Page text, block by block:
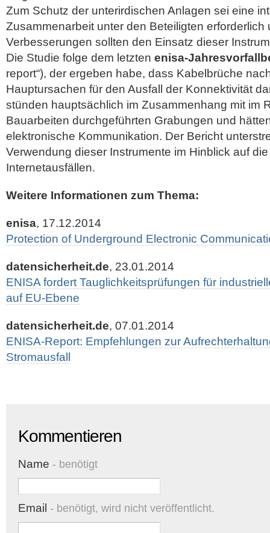
Zum Schutz der unterirdischen Anlagen sei eine
Zusammenarbeit unter den Beteiligten erforderlich
Verbesserungen sollten den Einsatz dieser
Die Studie folge dem letzten enisa-
report“), der ergeben habe, dass Kabelbrüche
Hauptursachen für den Ausfall der Konnektivität
stünden hauptsächlich im Zusammenhang mit im
Bauarbeiten durchgeführten Grabungen und
elektronische Kommunikation. Der Bericht
Verwendung dieser Instrumente im Hinblick auf
Internetausfällen.
Weitere Informationen zum Thema:
enisa, 17.12.2014
Protection of Underground Electronic
datensicherheit.de, 23.01.2014
ENISA fordert Tauglichkeitsprüfungen für
auf EU-Ebene
datensicherheit.de, 07.01.2014
ENISA-Report: Empfehlungen zur
Stromausfall
Kommentieren
Name - benötigt
Email - benötigt, wird nicht veröffentlicht.